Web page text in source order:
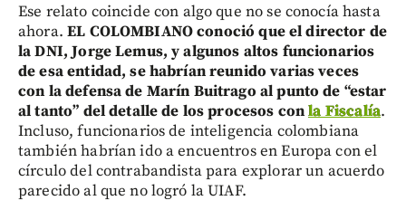
Ese relato coincide con algo que no se conocía hasta
ahora.EL COLOMBIANO conoció que el director de
la DNI, Jorge Lemus, y algunos altos funcionarios
de esa entidad, se habrían reunido varias veces
con la defensa de Marín Buitrago al punto de “estar
al tanto” del detalle de los procesos conla Fiscalía.
Incluso, funcionarios de inteligencia colombiana
también habrían ido a encuentros en Europa con el
círculo del contrabandista para explorar un acuerdo
parecido al que no logró la UIAF.